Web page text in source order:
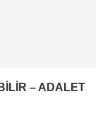
– ADALET